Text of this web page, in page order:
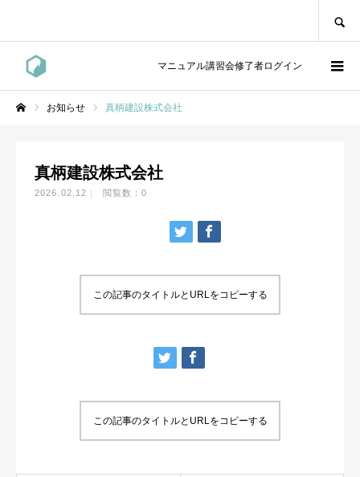
マニュアル講習会修了者ログイン
お知らせ 真柄建設株式会社
真柄建設株式会社
2026.02.12 閲覧数：0
この記事のタイトルとURLをコピーする
この記事のタイトルとURLをコピーする